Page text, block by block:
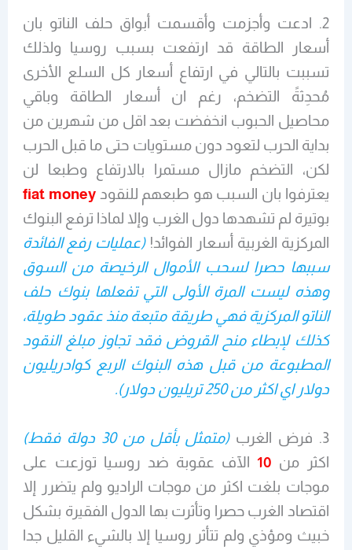
2. ادعت وأجزمت وأقسمت أبواق حلف الناتو بان
أسعار الطاقة قد ارتفعت بسبب روسيا ولذلك
تسببت بالتالي في ارتفاع أسعار كل السلع الأخرى
مُحدِثةً التضخم، رغم ان أسعار الطاقة وباقي
محاصيل الحبوب انخفضت بعد اقل من شهرين من
بداية الحرب لتعود دون مستويات حتى ما قبل الحرب
لكن، التضخم مازال مستمرا بالارتفاع وطبعا لن
يعترفوا بان السبب هو طبعهم للنقود fiat money
بوتيرة لم تشهدها دول الغرب وإلا لماذا ترفع البنوك
المركزية الغربية أسعار الفوائد!(عمليات رفع الفائدة
سببها حصرا لسحب الأموال الرخيصة من السوق
وهذه ليست المرة الأولى التي تفعلها بنوك حلف
الناتو المركزية فهي طريقة متبعة منذ عقود طويلة،
كذلك لإبطاء منح القروض فقد تجاوز مبلغ النقود
المطبوعة من قبل هذه البنوك الربع كوادريليون
دولار اي اكثر من 250 تريليون دولار).
3. فرض الغرب
(متمثل بأقل من 30 دولة فقط)
اكثر من 10الآف عقوبة ضد روسيا توزعت على
موجات بلغت اكثر من موجات الراديو ولم يتضرر إلا
اقتصاد الغرب حصرا وتأثرت بها الدول الفقيرة بشكل
خبيث ومؤذي ولم تتأثر روسيا إلا بالشيء القليل جدا